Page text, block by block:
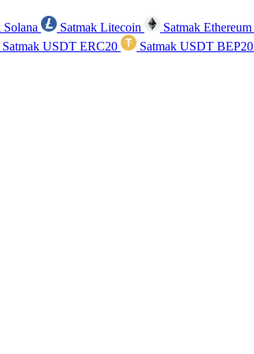
Solana Satmak Litecoin Satmak Ethereum
Satmak USDT ERC20 Satmak USDT BEP20